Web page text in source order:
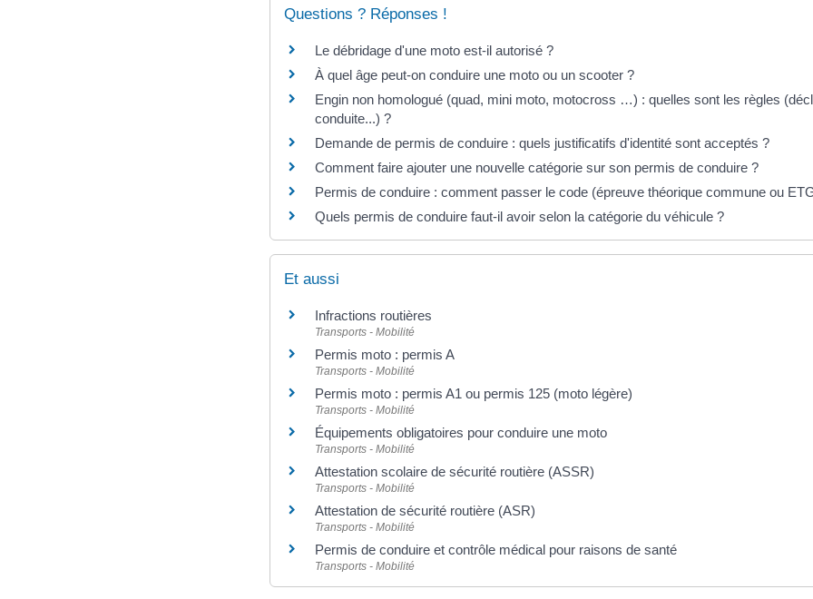
Questions ? Réponses !
Le débridage d'une moto est-il autorisé ?
À quel âge peut-on conduire une moto ou un scooter ?
Engin non homologué (quad, mini moto, motocross …) : quelles sont les règles
conduite...) ?
Demande de permis de conduire : quels justificatifs d'identité sont acceptés ?
Comment faire ajouter une nouvelle catégorie sur son permis de conduire ?
Permis de conduire : comment passer le code (épreuve théorique commune ou
Quels permis de conduire faut-il avoir selon la catégorie du véhicule ?
Et aussi
Infractions routières
Transports - Mobilité
Permis moto : permis A
Transports - Mobilité
Permis moto : permis A1 ou permis 125 (moto légère)
Transports - Mobilité
Équipements obligatoires pour conduire une moto
Transports - Mobilité
Attestation scolaire de sécurité routière (ASSR)
Transports - Mobilité
Attestation de sécurité routière (ASR)
Transports - Mobilité
Permis de conduire et contrôle médical pour raisons de santé
Transports - Mobilité